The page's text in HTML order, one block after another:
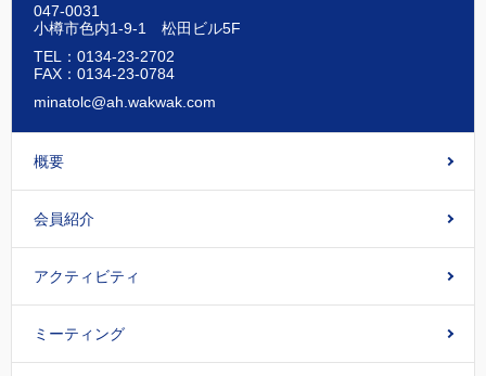
047-0031
小樽市色内1-9-1 松田ビル5F
TEL：0134-23-2702
FAX：0134-23-0784
minatolc@ah.wakwak.com
概要
会員紹介
アクティビティ
ミーティング